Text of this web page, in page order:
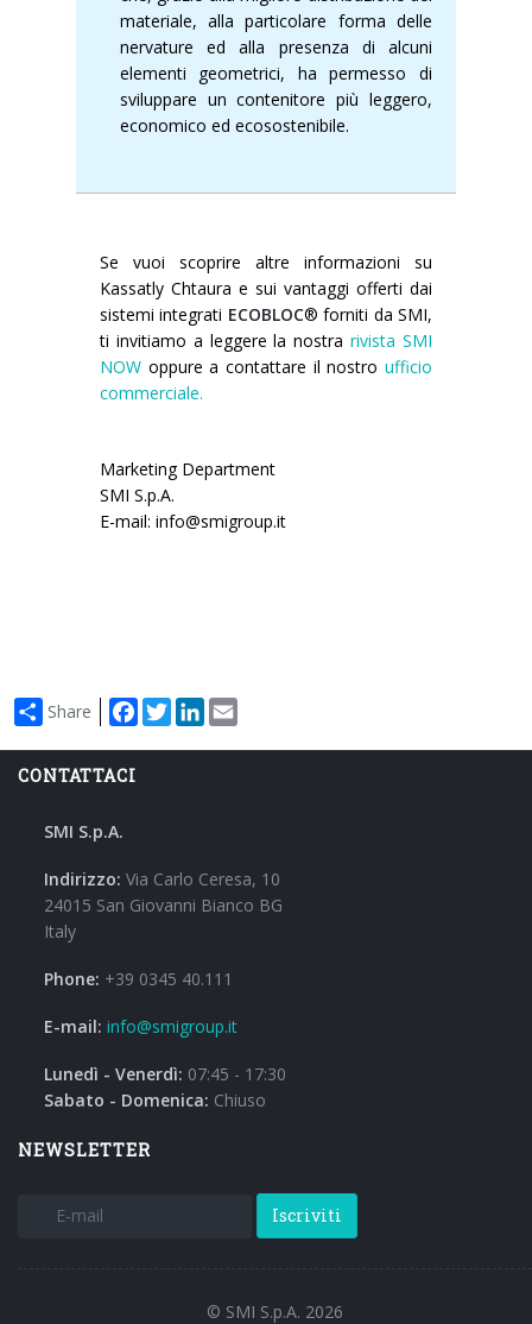
materiale, alla particolare forma delle
nervature ed alla presenza di alcuni
elementi geometrici, ha permesso di
sviluppare un contenitore più leggero,
economico ed ecosostenibile.
Se vuoi scoprire altre informazioni su
Kassatly Chtaura e sui vantaggi offerti dai
sistemi integrati ECOBLOC® forniti da SMI,
ti invitiamo a leggere la nostrarivista SMI
NOW oppure a contattare il nostro ufficio
commerciale.
Marketing Department
SMI S.p.A.
E-mail: info@smigroup.it
Share Facebook
TwitterLinkedIn
CONTATTACI
SMI S.p.A.
Indirizzo: Via Carlo Ceresa, 10
24015 San Giovanni Bianco BG
Italy
Phone: +39 0345 40.111
E-mail: info@smigroup.it
Lunedì - Venerdì: 07:45 - 17:30
Sabato - Domenica: Chiuso
NEWSLETTER
Iscriviti
© SMI S.p.A. 2026